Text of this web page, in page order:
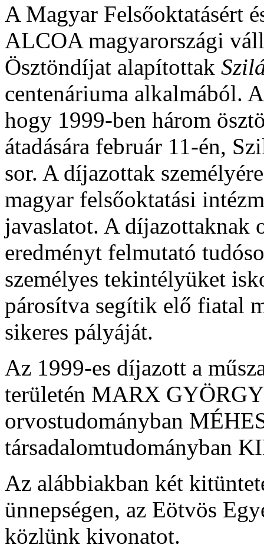
A Magyar Felsőoktatásért
ALCOA magyarországi
Ösztöndíjat alapítottak
centenáriuma alkalmából.
hogy 1999-ben három
átadására február 11-én,
sor. A díjazottak
magyar felsőoktatási
javaslatot. A díjazottaknak
eredményt felmutató
személyes tekintélyüket
párosítva segítik elő fiatal
sikeres pályáját.
Az 1999-es díjazott a
területén MARX
orvostudományban
társadalomtudományban
Az alábbiakban két
ünnepségen, az Eötvös
közlünk kivonatot.